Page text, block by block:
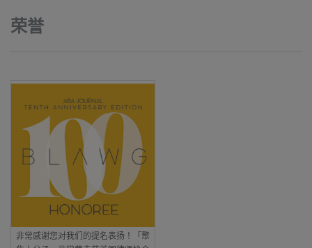
荣誉
非常感谢您对我们的提名表扬！「聚